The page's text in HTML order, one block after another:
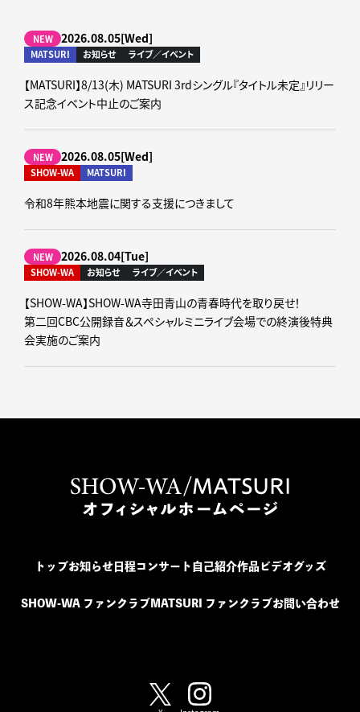
NEW 2026.08.05[Wed]
MATSURI お知らせ ライブ／イベント
【MATSURI】8/13(木) MATSURI 3rdシングル『タイトル未定』リリー
ス記念イベント中止のご案内
NEW 2026.08.05[Wed]
SHOW-WA MATSURI
令和8年熊本地震に関する支援につきまして
NEW 2026.08.04[Tue]
SHOW-WA お知らせ ライブ／イベント
【SHOW-WA】SHOW-WA寺田青山の青春時代を取り戻せ！
第二回CBC公開録音＆スペシャルミニライブ会場での終演後特典
会実施のご案内
トップお知らせ日程コンサート 自己紹介作品ビデオグッズ
SHOW-WA ファンクラブ MATSURI ファンクラブ お問い合わせ